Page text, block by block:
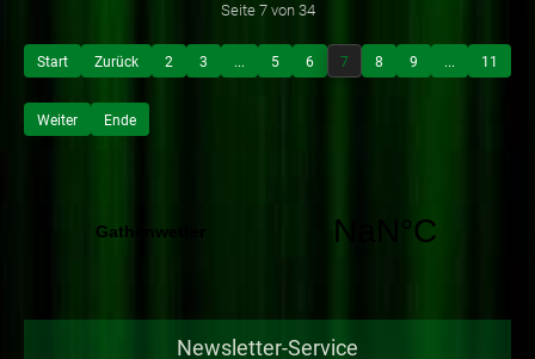
Seite 7 von 34
Start Zurück 2 3 ... 5 6 7 8 9 ... 11
Weiter Ende
Newsletter-Service